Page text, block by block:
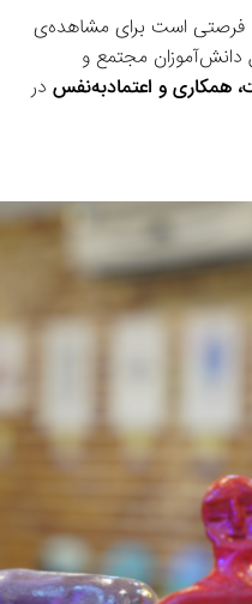
، فرصتی است برای مشاهده‌ی
ثمره‌ی تلاش و استعدادهای بی‌بدیل دانش‌آموزان مجتمع و
همکاری و اعتمادبه‌نفس
در